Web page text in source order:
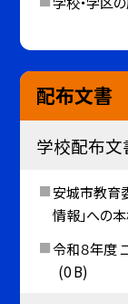
配布文書
学校配布文
安城市教育
情報」への
令和８年度
(0 B)